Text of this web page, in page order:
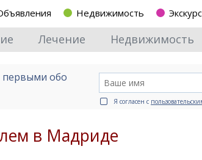
Недвижимость
Лечение Недвижимость
первыми обо
Я согласен с
в Мадриде